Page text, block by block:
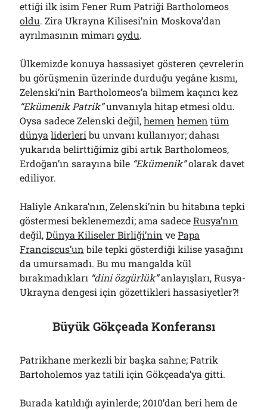
ettiği ilk isim Fener Rum Patriği Bartholomeos
oldu. Zira Ukrayna Kilisesi’nin Moskova’dan
ayrılmasının mimarıoydu.
Ülkemizde konuya hassasiyet gösteren çevrelerin
bu görüşmenin üzerinde durduğu yegâne kısmı,
Zelenski’nin Bartholomeos’a bilmem kaçıncı kez
“Ekümenik Patrik”unvanıyla hitap etmesi oldu.
Oysa sadece Zelenski değil,hemen hemen tüm
dünya liderleri bu unvanı kullanıyor; dahası
yukarıda belirttiğimiz gibi artık Bartholomeos,
Erdoğan’ın sarayına bile “Ekümenik”olarak davet
ediliyor.
Haliyle Ankara’nın, Zelenski’nin bu hitabına tepki
göstermesi beklenemezdi; ama sadeceRusya’nın
değil,Dünya Kiliseler Birliği’nin vePapa
Franciscus’un bile tepki gösterdiği kilise yasağını
da umursamadı. Bu mu mangalda kül
bırakmadıkları “dini özgürlük”anlayışları, Rusya-
Ukrayna dengesi için gözettikleri hassasiyetler?!
Büyük Gökçeada Konferansı
Patrikhane merkezli bir başka sahne; Patrik
Bartoholemos yaz tatili için Gökçeada’ya gitti.
Burada katıldığı ayinlerde; 2010’dan beri hem de